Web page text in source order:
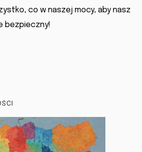
co w naszej mocy, aby nasz
bezpieczny!